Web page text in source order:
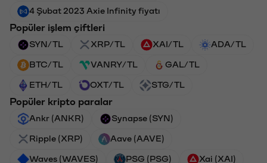
4 Şubat 2023 Axie Infinity fiyatı
Popüler işlem çiftleri
SYN/TL XRP/TL XAI/TL ADA/TL
BTC/TL VANRY/TL GAL/TL
ETH/TL OXT/TL STG/TL
Popüler kripto paralar
Ankr (ANKR) Synapse (SYN)
Ripple (XRP) Aave (AAVE)
Waves (WAVES) PSG (PSG) Xai (XAI)